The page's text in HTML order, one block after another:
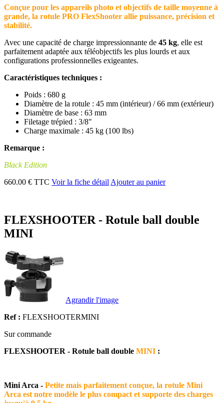
Conçue pour les appareils photo et objectifs de taille moyenne à
grande, la rotule PRO FlexShooter allie puissance, précision et
stabilité.
Avec une capacité de charge impressionnante de 45 kg, elle est
parfaitement adaptée aux téléobjectifs les plus lourds et aux
configurations professionnelles exigeantes.
Caractéristiques techniques :
Poids : 680 g
Diamètre de la rotule : 45 mm (intérieur) / 66 mm (extérieur)
Diamètre de base : 63 mm
Filetage trépied : 3/8"
Charge maximale : 45 kg (100 lbs)
Remarque :
Black Edition
660.00 € TTC Voir la fiche détail Ajouter au panier
FLEXSHOOTER - Rotule ball double
MINI
Agrandir l'image
Ref : FLEXSHOOTERMINI
Sur commande
FLEXSHOOTER - Rotule ball double MINI :
Mini Arca - Petite mais parfaitement conçue, la rotule Mini
Arca est notre modèle le plus compact et supporte des charges